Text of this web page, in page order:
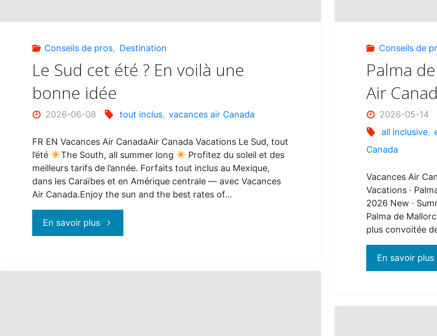
Conseils de pros, Destination
Le Sud cet été ? En voilà une
bonne idée
2026-06-08 tout inclus, vacances air Canada
FR EN Vacances Air CanadaAir Canada Vacations Le Sud, tout
l’été
The South, all summer long
Profitez du soleil et des
meilleurs tarifs de l’année. Forfaits tout inclus au Mexique,
dans les Caraïbes et en Amérique centrale — avec Vacances
Air Canada.Enjoy the sun and the best rates of…
En savoir plus"Le
Conseils de
Palma
Air
2026-05-14
all inclusive,
Canada
Vacances Air
Vacations ·
2026 New ·
Palma de
plus convoitée
En savoir plus